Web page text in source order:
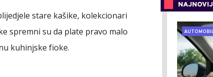
stare kašike, kolekcionari
spremni su da plate pravo malo
kuhinjske fioke.